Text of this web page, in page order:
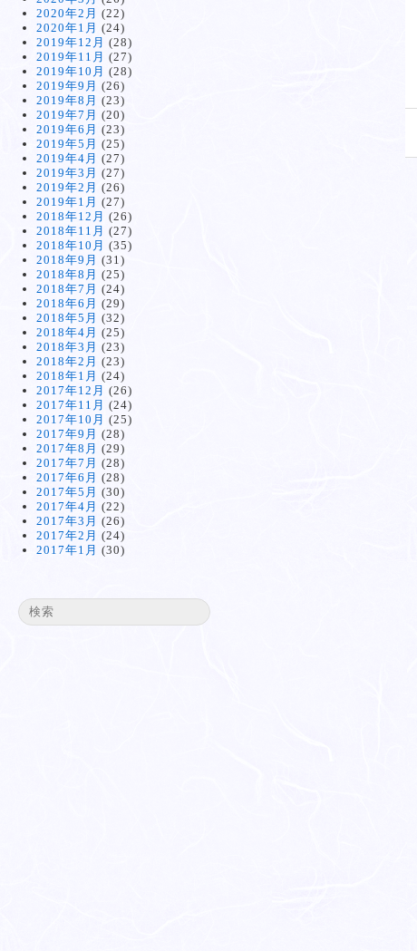
2020年2月 (22)
2020年1月 (24)
2019年12月 (28)
2019年11月 (27)
2019年10月 (28)
2019年9月 (26)
2019年8月 (23)
2019年7月 (20)
2019年6月 (23)
2019年5月 (25)
2019年4月 (27)
2019年3月 (27)
2019年2月 (26)
2019年1月 (27)
2018年12月 (26)
2018年11月 (27)
2018年10月 (35)
2018年9月 (31)
2018年8月 (25)
2018年7月 (24)
2018年6月 (29)
2018年5月 (32)
2018年4月 (25)
2018年3月 (23)
2018年2月 (23)
2018年1月 (24)
2017年12月 (26)
2017年11月 (24)
2017年10月 (25)
2017年9月 (28)
2017年8月 (29)
2017年7月 (28)
2017年6月 (28)
2017年5月 (30)
2017年4月 (22)
2017年3月 (26)
2017年2月 (24)
2017年1月 (30)